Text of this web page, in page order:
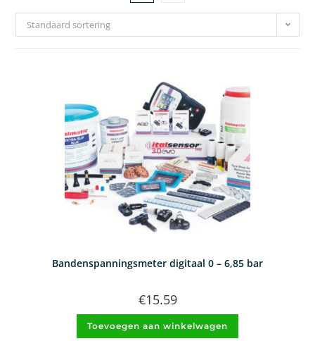
Standaard sortering
Bandenspanningsmeter digitaal 0 – 6,85 bar
€15.59
Toevoegen aan winkelwagen